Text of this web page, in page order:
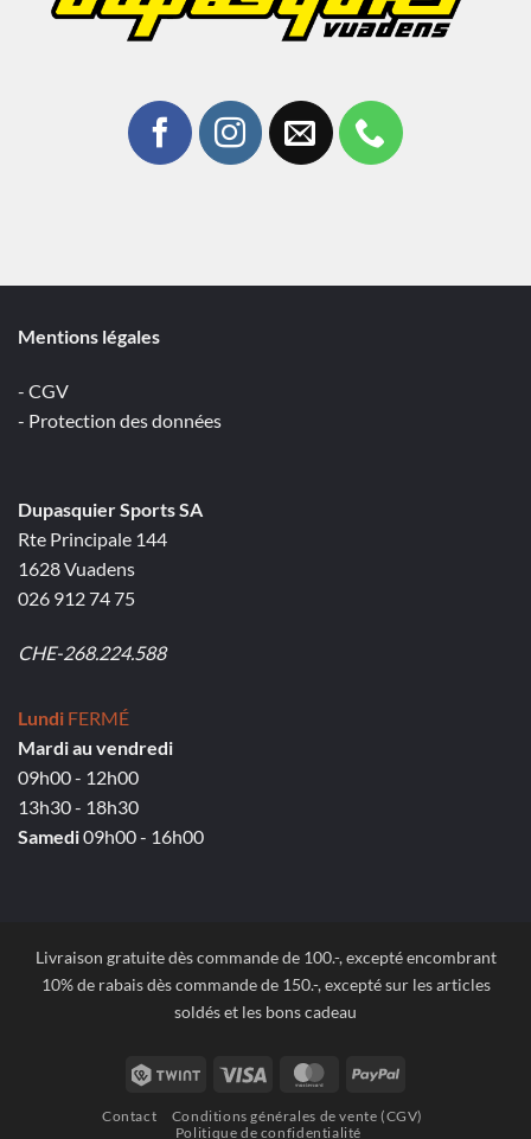
Mentions légales
- CGV
- Protection des données
Dupasquier Sports SA
Rte Principale 144
1628 Vuadens
026 912 74 75
CHE-268.224.588
Lundi FERMÉ
Mardi au vendredi
09h00 - 12h00
13h30 - 18h30
Samedi09h00 - 16h00
Livraison gratuite dès commande de 100.-, excepté encombrant
10% de rabais dès commande de 150.-, excepté sur les articles
soldés et les bons cadeau
Twint Visa MasterCardPayPal
Contact
Conditions générales de vente (CGV)
Politique de confidentialité